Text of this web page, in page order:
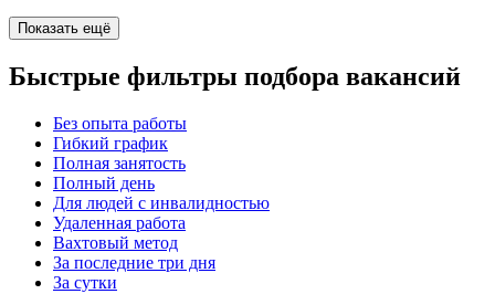
Показать ещё
Быстрые фильтры подбора вакансий
Без опыта работы
Гибкий график
Полная занятость
Полный день
Для людей с инвалидностью
Удаленная работа
Вахтовый метод
За последние три дня
За сутки